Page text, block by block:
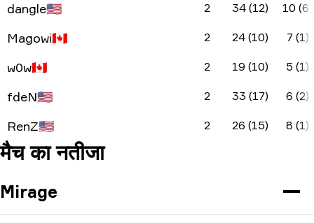
dangle🇺🇸 2 34 (12) 10 (6)
Magowi🇨🇦 2 24 (10) 7 (1)
w0w🇨🇦 2 19 (10) 5 (1)
fdeN🇺🇸 2 33 (17) 6 (2)
RenZ🇺🇸 2 26 (15) 8 (1)
मैच का नतीजा
Mirage